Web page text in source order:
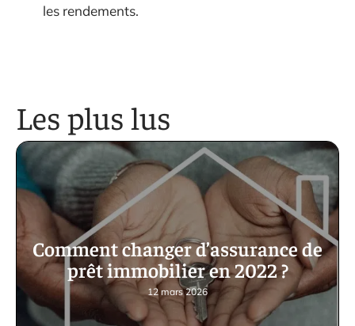
les rendements.
Les plus lus
Comment changer d’assurance de
prêt immobilier en 2022 ?
12 mars 2026